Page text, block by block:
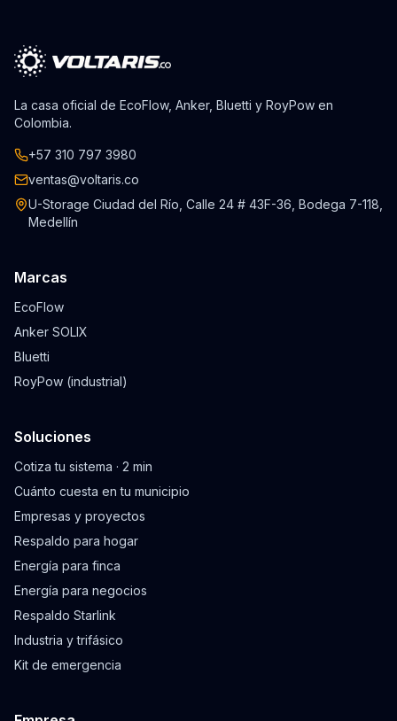
La casa oficial de EcoFlow, Anker, Bluetti y RoyPow en
Colombia.
+57 310 797 3980
ventas@voltaris.co
U-Storage Ciudad del Río, Calle 24 # 43F-36, Bodega 7-118,
Medellín
Marcas
EcoFlow
Anker SOLIX
Bluetti
RoyPow (industrial)
Soluciones
Cotiza tu sistema · 2 min
Cuánto cuesta en tu municipio
Empresas y proyectos
Respaldo para hogar
Energía para finca
Energía para negocios
Respaldo Starlink
Industria y trifásico
Kit de emergencia